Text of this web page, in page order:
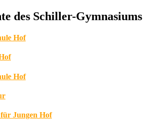
des Schiller-Gymnasiums
Hof
Hof
Jungen Hof